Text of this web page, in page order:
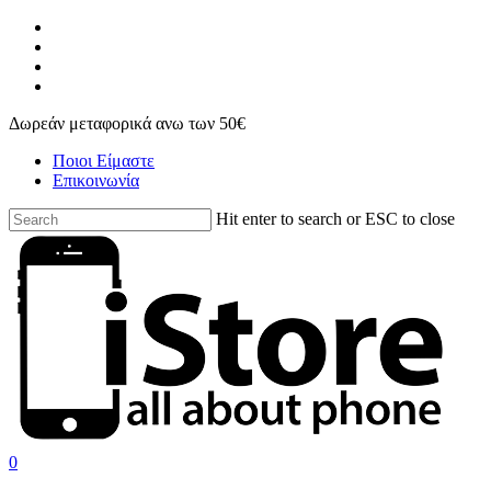
Skip
main
content
Δωρεάν μεταφορικά ανω των 50€
Ποιοι Είμαστε
Επικοινωνία
Hit enter to search or ESC to close
Close
Search
search
account
0